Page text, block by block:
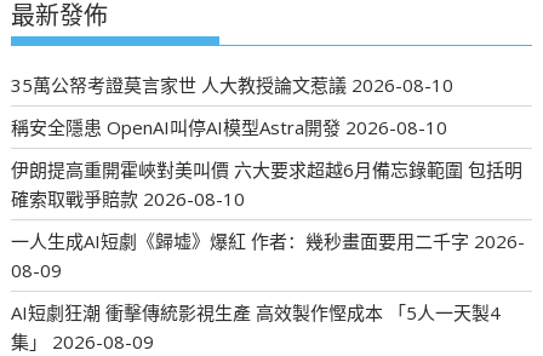
最新發佈
35萬公帑考證莫言家世 人大教授論文惹議 2026-08-10
稱安全隱患 OpenAI叫停AI模型Astra開發 2026-08-10
伊朗提高重開霍峽對美叫價 六大要求超越6月備忘錄範圍 包括明
確索取戰爭賠款 2026-08-10
一人生成AI短劇《歸墟》爆紅 作者：幾秒畫面要用二千字 2026-
08-09
AI短劇狂潮 衝擊傳統影視生產 高效製作慳成本 「5人一天製4
集」
2026-08-09